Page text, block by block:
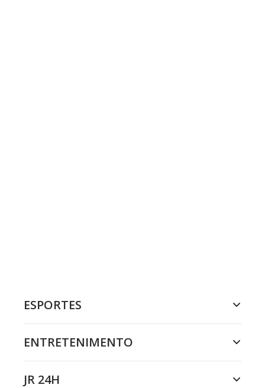
ESPORTES
ENTRETENIMENTO
JR 24H